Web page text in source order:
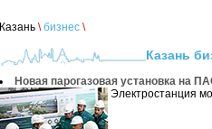
Казань \ бизнес \
Казань
Новая парогазовая установка на
Электростанция